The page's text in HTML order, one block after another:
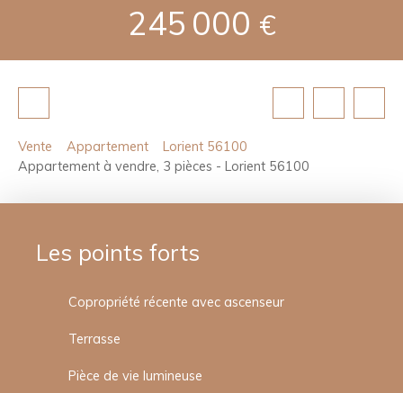
245 000 €
Vente Appartement
Lorient 56100
Appartement à vendre, 3 pièces - Lorient 56100
Les points forts
Copropriété récente avec ascenseur
Terrasse
Pièce de vie lumineuse